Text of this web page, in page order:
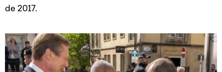
de 2017.